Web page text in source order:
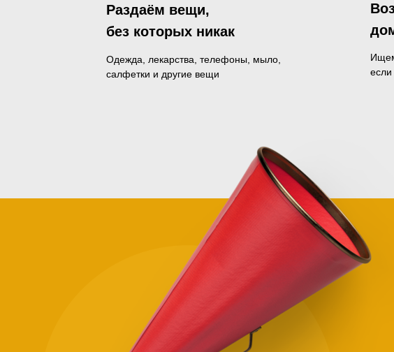
Одежда, лекарства, телефоны, мыло,
салфетки и другие вещи
Раздаём вещи,
без которых никак
и
Зачем
помогать